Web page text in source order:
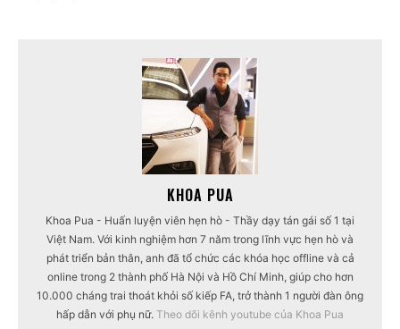
KHOA PUA
Khoa Pua - Huấn luyện viên hẹn hò - Thầy dạy tán gái số 1 tại
Việt Nam. Với kinh nghiệm hơn 7 năm trong lĩnh vực hẹn hò và
phát triển bản thân, anh đã tổ chức các khóa học offline và cả
online trong 2 thành phố Hà Nội và Hồ Chí Minh, giúp cho hơn
10.000 cháng trai thoát khỏi số kiếp FA, trở thành 1 người đàn ông
hấp dẫn với phụ nữ. Theo dõi kênh youtube của Khoa Pua